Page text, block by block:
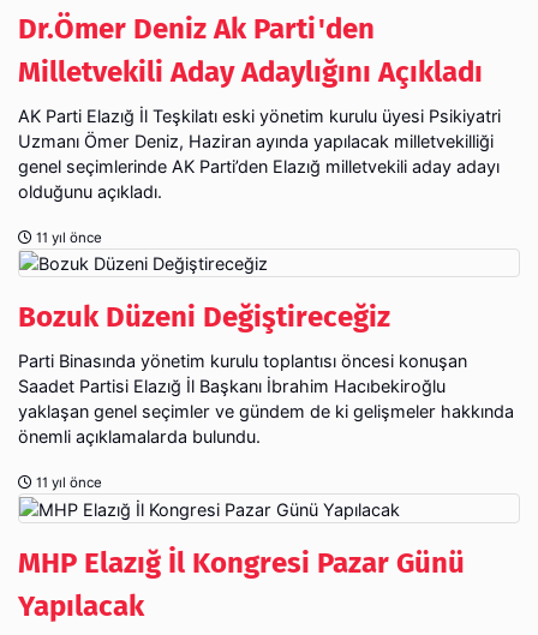
Dr.Ömer Deniz Ak Parti'den
Milletvekili Aday Adaylığını Açıkladı
AK Parti Elazığ İl Teşkilatı eski yönetim kurulu üyesi Psikiyatri
Uzmanı Ömer Deniz, Haziran ayında yapılacak milletvekilliği
genel seçimlerinde AK Parti’den Elazığ milletvekili aday adayı
olduğunu açıkladı.
11 yıl önce
Bozuk Düzeni Değiştireceğiz
Parti Binasında yönetim kurulu toplantısı öncesi konuşan
Saadet Partisi Elazığ İl Başkanı İbrahim Hacıbekiroğlu
yaklaşan genel seçimler ve gündem de ki gelişmeler hakkında
önemli açıklamalarda bulundu.
11 yıl önce
MHP Elazığ İl Kongresi Pazar Günü
Yapılacak